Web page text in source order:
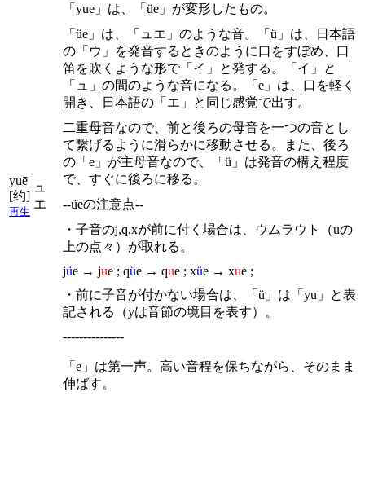
yuē
[约]
再生
ュ
エ
「yue」は、「üe」が変形したもの。
「üe」は、「ュエ」のような音。「ü」は、日本語
の「ウ」を発音するときのように口をすぼめ、口
笛を吹くような形で「イ」と発する。「イ」と
「ュ」の間のような音になる。「e」は、口を軽く
開き、日本語の「エ」と同じ感覚で出す。
二重母音なので、前と後ろの母音を一つの音とし
て繋げるように滑らかに移動させる。また、後ろ
の「e」が主母音なので、「ü」は発音の構え程度
で、すぐに後ろに移る。
--üeの注意点--
・子音のj,q,xが前に付く場合は、ウムラウト（uの
上の点々）が取れる。
jüe → jue ; qüe → que ; xüe → xue ;
・前に子音が付かない場合は、「ü」は「yu」と表
記される（yは音節の境目を表す）。
---------------
「ē」は第一声。高い音程を保ちながら、そのまま
伸ばす。